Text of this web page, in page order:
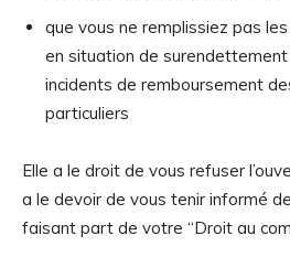
que vous ne remplissiez pas
en situation de surendettement
incidents de remboursement
particuliers
Elle a le droit de vous refuser
a le devoir de vous tenir informé
faisant part de votre “Droit au